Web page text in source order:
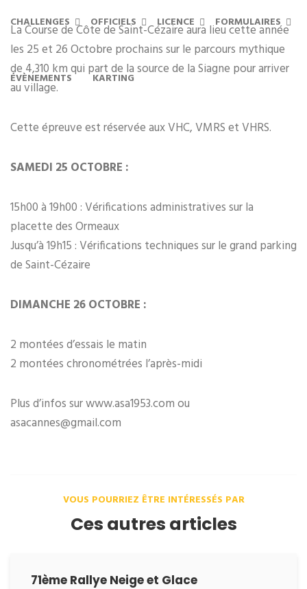
CHALLENGES OFFICIELS LICENCE FORMULAIRES
ÉVÈNEMENTS KARTING
La Course de Côte de Saint-Cézaire aura lieu cette année
les 25 et 26 Octobre prochains sur le parcours mythique
de 4,310 km qui part de la source de la Siagne pour arriver
au village.
Cette épreuve est réservée aux VHC, VMRS et VHRS.
SAMEDI 25 OCTOBRE :
15h00 à 19h00 : Vérifications administratives sur la
placette des Ormeaux
Jusqu’à 19h15 : Vérifications techniques sur le grand parking
de Saint-Cézaire
DIMANCHE 26 OCTOBRE :
2 montées d’essais le matin
2 montées chronométrées l’après-midi
Plus d’infos sur www.asa1953.com ou
asacannes@gmail.com
VOUS POURRIEZ ÊTRE INTÉRESSÉS PAR
Ces autres articles
71ème Rallye Neige et Glace